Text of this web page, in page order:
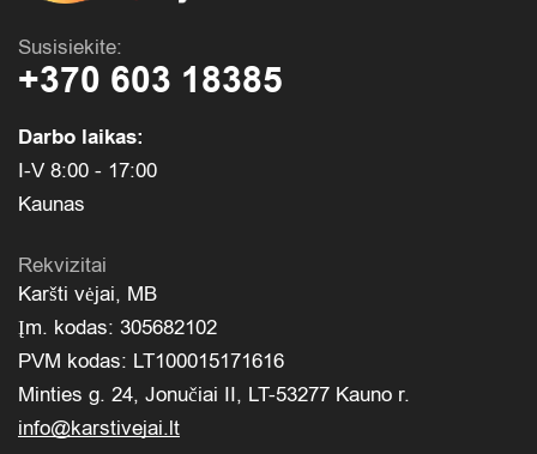
Susisiekite:
+370 603 18385
Darbo laikas:
I-V 8:00 - 17:00
Kaunas
Rekvizitai
Karšti vėjai, MB
Įm. kodas: 305682102
PVM kodas: LT100015171616
Minties g. 24, Jonučiai II, LT-53277 Kauno r.
info@karstivejai.lt